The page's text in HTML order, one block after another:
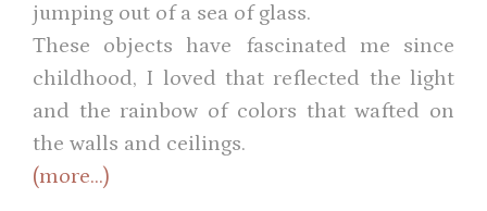
jumping out of a sea of ​​glass.
These objects have fascinated me since
childhood, I loved that reflected the light
and the rainbow of colors that wafted on
the walls and ceilings.
(more…)